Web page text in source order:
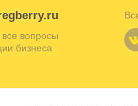
вопросы
бизнеса